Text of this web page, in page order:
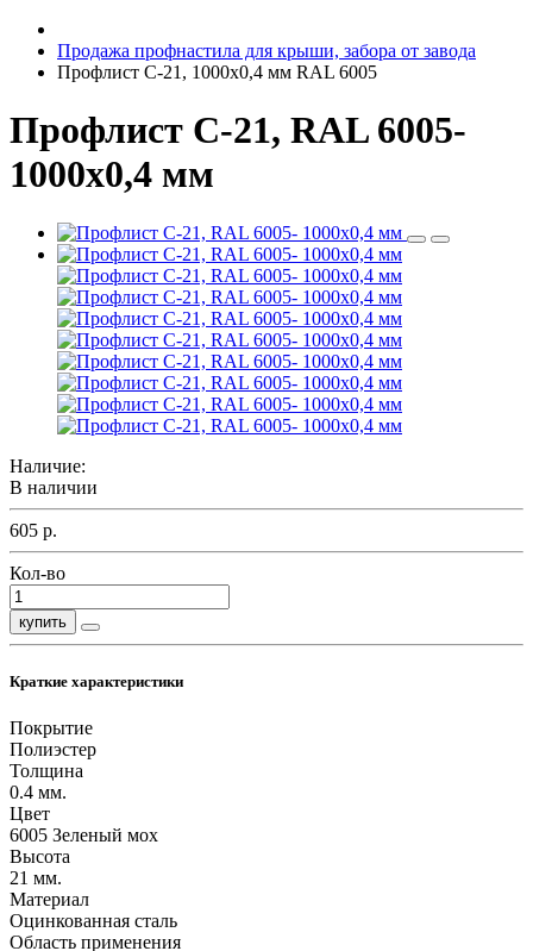
Продажа профнастила для крыши, забора от завода
Профлист C-21, 1000х0,4 мм RAL 6005
Профлист C-21, RAL 6005-
1000х0,4 мм
Наличие:
В наличии
605 р.
Кол-во
купить
Краткие характеристики
Покрытие
Полиэстер
Толщина
0.4 мм.
Цвет
6005 Зеленый мох
Высота
21 мм.
Материал
Оцинкованная сталь
Область применения